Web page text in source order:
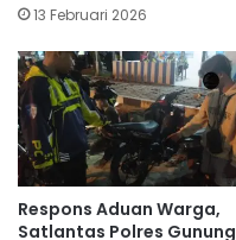
13 Februari 2026
Respons Aduan Warga,
Satlantas Polres Gunung